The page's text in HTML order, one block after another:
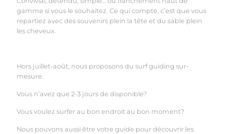
gamme si vous le souhaitez. Ce qui compte, c’est que vous
repartiez avec des souvenirs plein la tête et du sable plein
les cheveux.
Hors juillet-août, nous proposons du surf guiding sur-
mesure.
Vous n’avez que 2-3 jours de disponible?
Vous voulez surfer au bon endroit au bon moment?
Nous pouvons aussi être votre guide pour découvrir les